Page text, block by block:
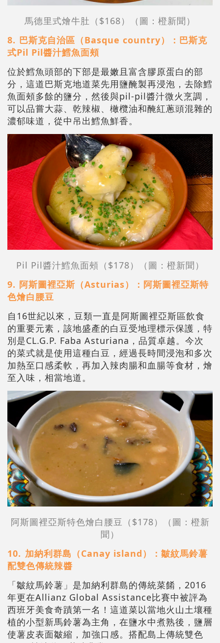
馬德里式燴牛肚（$168）（圖：橙新聞）
8.⁠ 巴斯克自治區（Basque country）：巴斯克
式Pil Pil醬汁鱈魚面頰
位於鱈魚頭部的下部是最嫩且富含膠原蛋白的部
分，這道巴斯克地道菜先用鹽醃製再浸泡，去除鱈
魚面頰多餘的鹽分，然後與pil-pil醬汁微火烹調，
可以品嘗大蒜、乾辣椒、橄欖油和醃紅蔥頭混雜的
濃郁味道，從中吊出鱈魚鮮香。
Pil Pil醬汁鱈魚面頰（$178）（圖：橙新聞）
9. ⁠阿斯圖裡亞斯（Asturias）：阿斯圖裡亞斯特
色燴白腰豆
自16世紀以來，豆類一直是阿斯圖裡亞斯區飲食
的重要元素，該地盛產的白豆受地理標示保護，特
別是CL.G.P. Faba Asturiana，品質卓越。今次
的菜式就是使用這種白豆，經過長時間浸泡和多次
加熱至口感柔軟，再加入辣肉腸和血腸等食材，燴
至入味，相當地道。
阿斯圖裡亞斯特色燴白腰豆（$178）（圖：橙新
聞）
10.⁠ ⁠加納利群島（Canay island）：皺紋馬鈴薯
配雙色傳統辣醬
「皺紋馬鈴薯」是加納利群島的傳統菜餚，2016
年更在Allianz Global Assistance比賽中被評為
西班牙美食奇蹟第一名！這道菜以當地火山土壤種
植的小型新馬鈴薯為主角，在鹽水中煮熟後，鹽層
使薯皮表面皺縮，加強口感。搭配島上傳統雙色